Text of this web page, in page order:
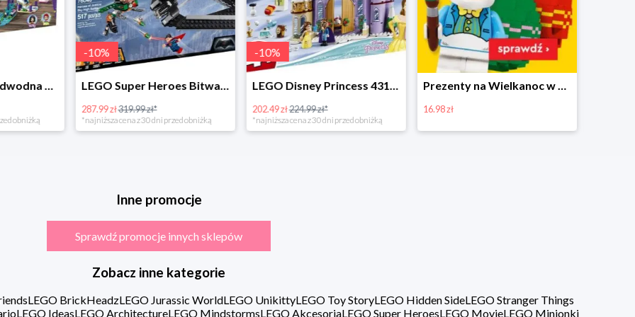
LEGO Super Heroes Bitwa powietrzna w super cenie
obniżką
-10%
LEGO Disney Princess 43180 Zimowe święto w zamku Belli
202.49 zł224.99 zł*
*najniższa cena z 30 dni przed obniżką
Prezenty na Wielkanoc w Planecie Klocków od 16,99 zł
16.98 zł
Zestawy Bitbox LEGO Vidiyo w Planecie Klocków -20%
20%
Inne promocje
Sprawdź promocje innych sklepów
Zobacz inne kategorie
LEGO BrickHeadzLEGO Jurassic WorldLEGO UnikittyLEGO Toy StoryLEGO Hidden SideLEGO Stranger Things
LEGO IdeasLEGO ArchitectureLEGO MindstormsLEGO AkcesoriaLEGO Super HeroesLEGO MovieLEGO Minionki